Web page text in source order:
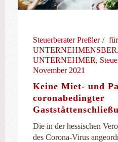
Steuerberater Preßler
UNTERNEHMER,
November 2021
Keine Miet- und
coronabedingter
Die in der hessischen
des Corona-Virus